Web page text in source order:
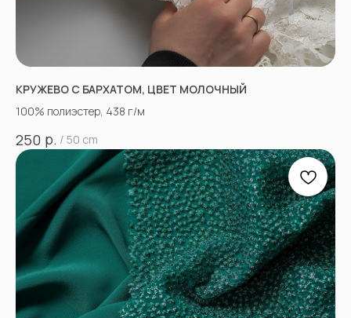
КРУЖЕВО С БАРХАТОМ, ЦВЕТ МОЛОЧНЫЙ
100% полиэстер, 438 г/м
250 р. / 50 cm